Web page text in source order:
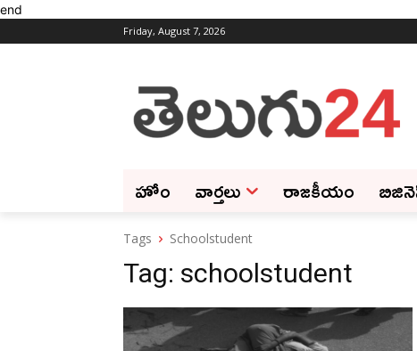
end
Friday, August 7, 2026
హోం వార్తలు రాజకీయం
Tags Schoolstudent
Tag: schoolstudent